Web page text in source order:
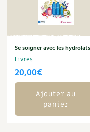
Se soigner avec les hydrolats
Livres
20,00€
Ajouter au
panier